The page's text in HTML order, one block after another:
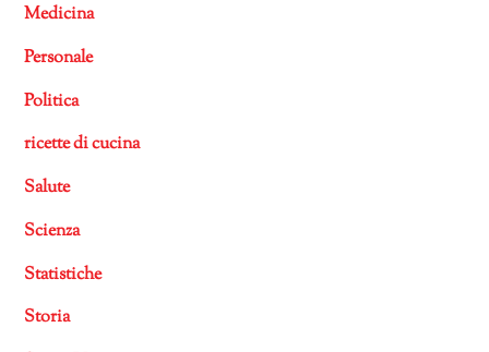
Medicina
Personale
Politica
ricette di cucina
Salute
Scienza
Statistiche
Storia